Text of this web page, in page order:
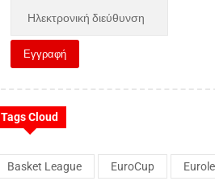
Tags Cloud
Basket League EuroCup